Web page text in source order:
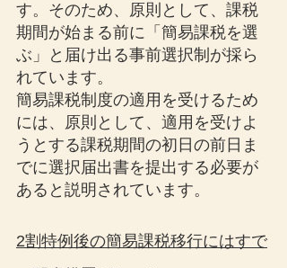
す。そのため、原則として、課税
期間が始まる前に「簡易課税を選
ぶ」と届け出る事前選択制が採ら
れています。
簡易課税制度の適用を受けるため
には、原則として、適用を受けよ
うとする課税期間の初日の前日ま
でに選択届出書を提出する必要が
あると説明されています。
2割特例後の簡易課税移行にはすで